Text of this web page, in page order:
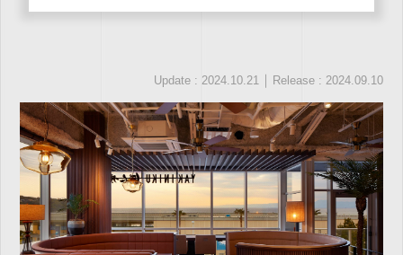
Update : 2024.10.21 Release : 2024.09.10